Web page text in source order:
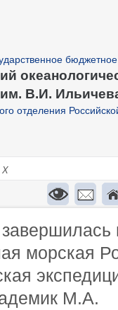
им. В.И.
отделения
X
морская
М.А.